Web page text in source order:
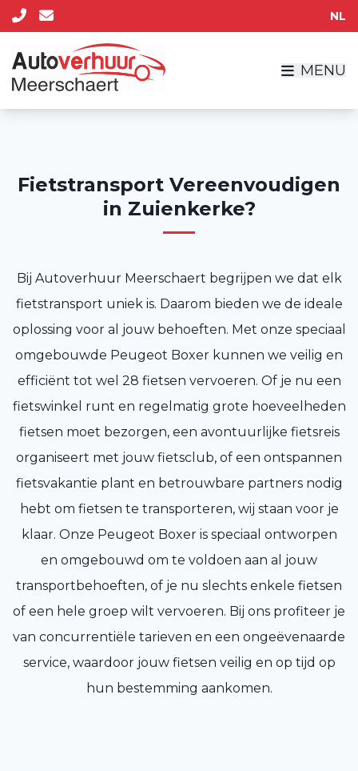
NL
MENU
Fietstransport Vereenvoudigen
in Zuienkerke?
Bij Autoverhuur Meerschaert begrijpen we dat elk
fietstransport uniek is. Daarom bieden we de ideale
oplossing voor al jouw behoeften. Met onze speciaal
omgebouwde Peugeot Boxer kunnen we veilig en
efficiënt tot wel 28 fietsen vervoeren. Of je nu een
fietswinkel runt en regelmatig grote hoeveelheden
fietsen moet bezorgen, een avontuurlijke fietsreis
organiseert met jouw fietsclub, of een ontspannen
fietsvakantie plant en betrouwbare partners nodig
hebt om fietsen te transporteren, wij staan voor je
klaar. Onze Peugeot Boxer is speciaal ontworpen
en omgebouwd om te voldoen aan al jouw
transportbehoeften, of je nu slechts enkele fietsen
of een hele groep wilt vervoeren. Bij ons profiteer je
van concurrentiële tarieven en een ongeëvenaarde
service, waardoor jouw fietsen veilig en op tijd op
hun bestemming aankomen.